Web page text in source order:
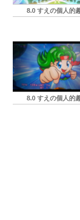
8.0 すえの個人的
8.0 すえの個人的